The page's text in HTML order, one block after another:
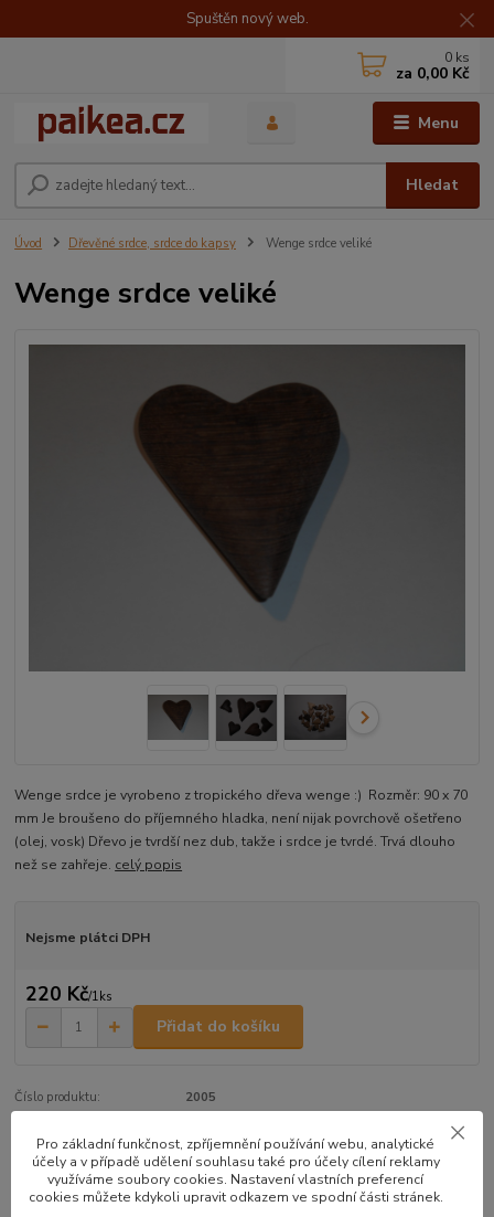
Spuštěn nový web.
Menu
Hledat
0 ks
za 0,00 Kč
Úvod Dřevěné srdce, srdce do kapsy Wenge srdce veliké
Wenge srdce veliké
Wenge srdce je vyrobeno z tropického dřeva wenge :) Rozměr: 90 x 70
mm Je broušeno do příjemného hladka, není nijak povrchově ošetřeno
(olej, vosk) Dřevo je tvrdší nez dub, takže i srdce je tvrdé. Trvá dlouho
než se zahřeje. celý popis
Nejsme plátci DPH
220 Kč/1ks
Přidat do košíku
Číslo produktu: 2005
Kompletní specifikace
Pro základní funkčnost, zpříjemnění používání webu, analytické
účely a v případě udělení souhlasu také pro účely cílení reklamy
využíváme soubory cookies. Nastavení vlastních preferencí
cookies můžete kdykoli upravit odkazem ve spodní části stránek.